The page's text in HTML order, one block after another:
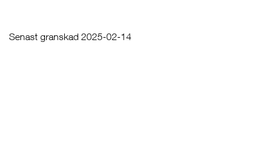
Senast granskad 2025-02-14